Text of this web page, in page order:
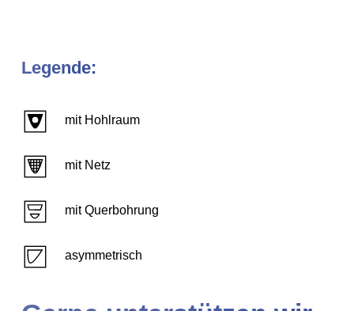
Legende:
mit Hohlraum
mit Netz
mit Querbohrung
asymmetrisch